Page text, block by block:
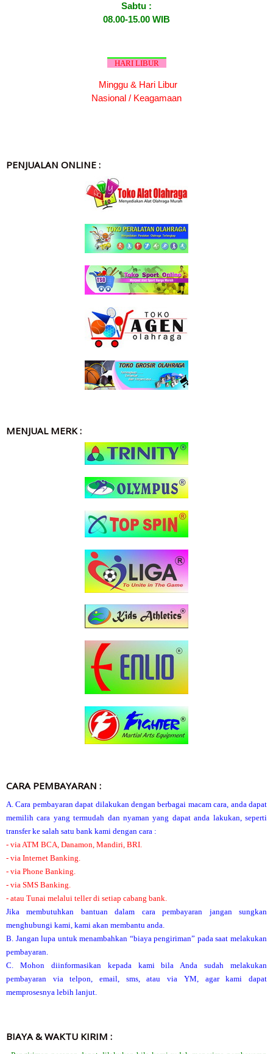
Sabtu :
08.00-15.00 WIB
HARI LIBUR
Minggu & Hari Libur
Nasional / Keagamaan
PENJUALAN ONLINE :
MENJUAL MERK :
CARA PEMBAYARAN :
A. Cara pembayaran dapat dilakukan dengan berbagai macam cara, anda dapat
memilih cara yang termudah dan nyaman yang dapat anda lakukan, seperti
transfer ke salah satu bank kami dengan cara :
- via ATM BCA, Danamon, Mandiri, BRI.
- via Internet Banking.
- via Phone Banking.
- via SMS Banking.
- atau Tunai melalui teller di setiap cabang bank.
Jika membutuhkan bantuan dalam cara pembayaran jangan sungkan
menghubungi kami, kami akan membantu anda.
B. Jangan lupa untuk menambahkan “biaya pengiriman” pada saat melakukan
pembayaran.
C. Mohon diinformasikan kepada kami bila Anda sudah melakukan
pembayaran via telpon, email, sms, atau via YM, agar kami dapat
memprosesnya lebih lanjut.
BIAYA & WAKTU KIRIM :